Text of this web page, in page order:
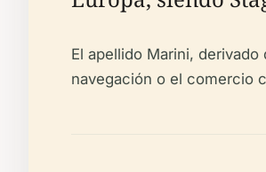
El apellido Marini,
navegación o el comercio